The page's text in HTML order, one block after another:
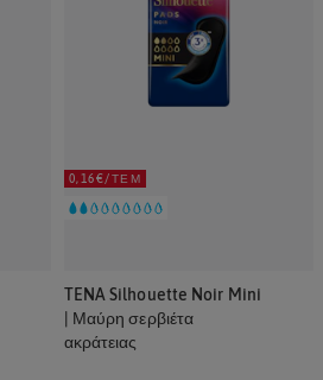
0,16€/ΤΕΜ
TENA Silhouette Noir Mini
| Μαύρη σερβιέτα
ακράτειας